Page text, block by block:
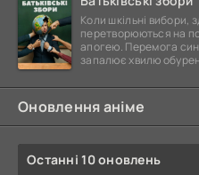
Коли шкільні вибори,
перетворюються на
апогею. Перемога
запалює хвилю
Оновлення аніме
Останні 10 оновлень